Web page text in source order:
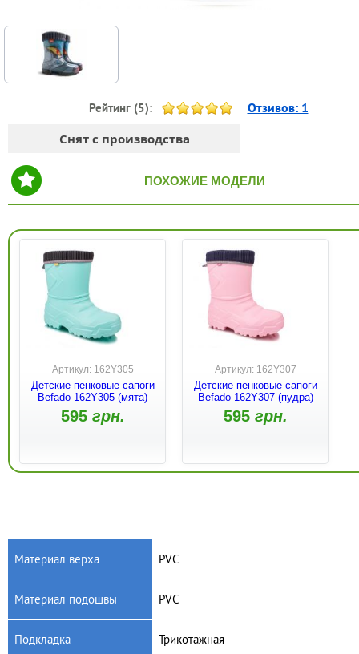
Рейтинг (5): Отзивов: 1
Снят с производства
ПОХОЖИЕ МОДЕЛИ
Артикул: 162Y305
Детские пенковые сапоги
Befado 162Y305 (мята)
595грн.
Артикул: 162Y307
Детские пенковые сапоги
Befado 162Y307 (пудра)
595грн.
Raweks Ewa4 (голубой)
Raweks Ewa3 (розовый)
Материал верха PVC
Материал подошвы PVC
Подкладка Трикотажная